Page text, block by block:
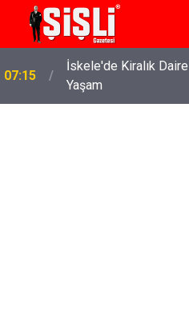
07:15
İskele'de Kiralık
Yaşam